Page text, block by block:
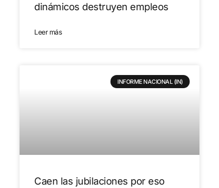
dinámicos destruyen empleos
Leer más
INFORME NACIONAL (IN)
Caen las jubilaciones por eso